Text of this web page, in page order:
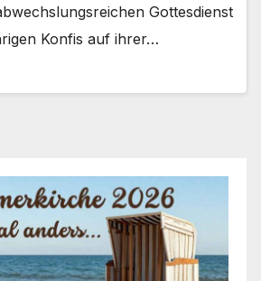
Got­tes­dienst
Kon­fis auf ihrer…